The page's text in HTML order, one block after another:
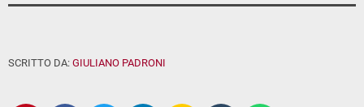
SCRITTO DA: GIULIANO PADRONI